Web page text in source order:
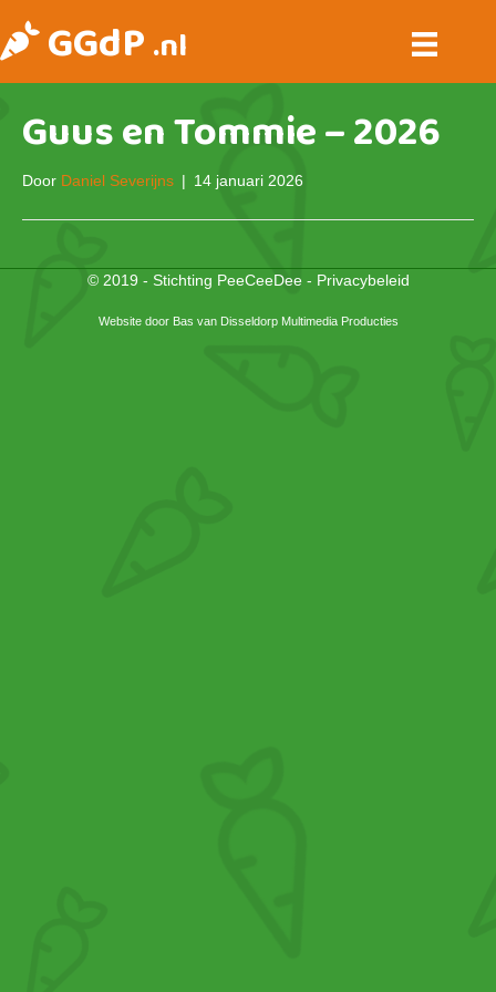
GGdP.nl
Guus en Tommie – 2026
Door Daniel Severijns | 14 januari 2026
© 2019 - Stichting PeeCeeDee - Privacybeleid
Website door Bas van Disseldorp Multimedia Producties